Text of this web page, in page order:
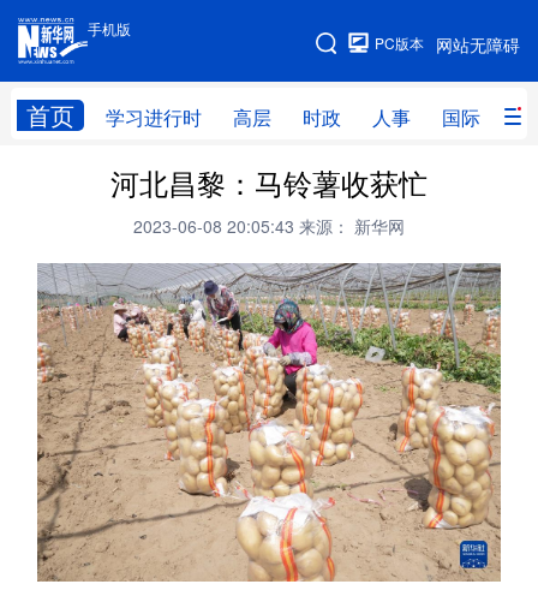
手机版
网站无障碍
PC版本
首页 学习进行时 高层 时政 人事 国际 财
手机版
网站地图
学习进行时 高层 时政
财经 网评
台湾 思客智库 全球连线 教育
科技 科创 量子 体育
文化 书画 健康 军事
访谈 视频 图片 政务
法律 中央文件 金融 汽车
食品 人居 信息化 数字经济
学术中国 乡村振兴 银龄 溯源中国
河北昌黎：马铃薯收获忙
2023-06-08 20:05:43 来源： 新华网